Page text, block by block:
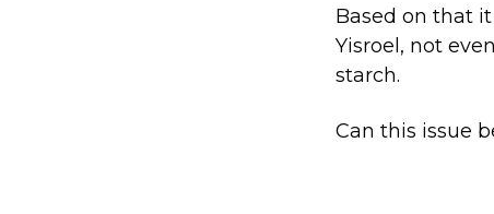
Based on that
Yisroel, not
starch.
Can this issue